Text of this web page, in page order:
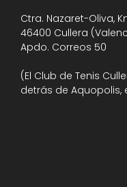
Ctra. Nazaret-Oliva,
46400 Cullera
Apdo. Correos 50
(El Club de Tenis
detrás de Aquopolis,